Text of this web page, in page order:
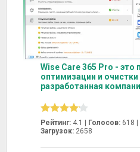
Wise Care 365 Pro -
оптимизации и
разработанная
Рейтинг: 4.1 | Голосов: 618
Загрузок: 2658